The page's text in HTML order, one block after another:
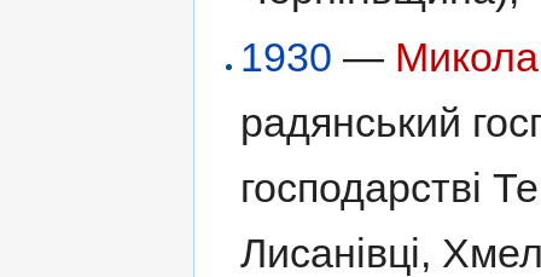
1930 —
радянський
господарстві
Лисанівці,